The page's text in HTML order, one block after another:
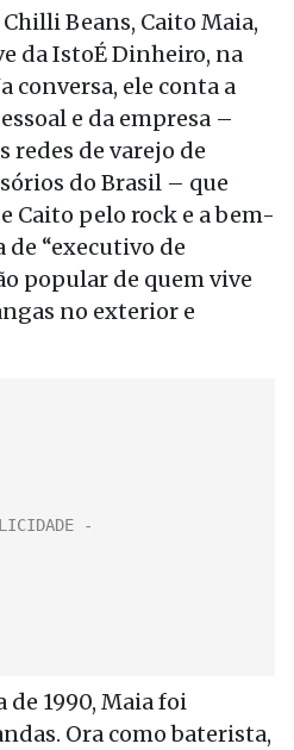
Beans, Caito Maia,
da IstoÉ Dinheiro, na
conversa, ele conta a
e da empresa –
redes de varejo de
do Brasil – que
Caito pelo rock e a bem-
“executivo de
popular de quem vive
no exterior e
de 1990, Maia foi
Ora como baterista,